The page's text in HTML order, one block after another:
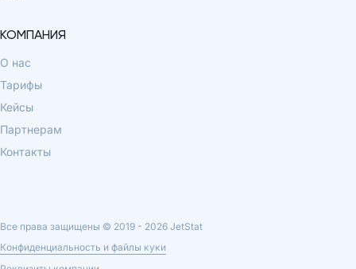
КОМПАНИЯ
О нас
Тарифы
Кейсы
Партнерам
Контакты
Все права защищены © 2019 - 2026 JetStat
Конфиденциальность и файлы куки